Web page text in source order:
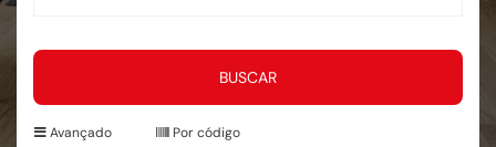
BUSCAR
Avançado Por código